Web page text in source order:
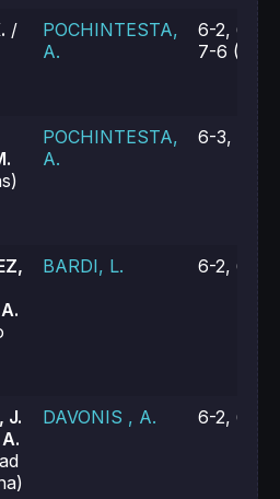
/
POCHINTESTA,
A.
6-2, 6-7,
7-6 (8)
POCHINTESTA,
A.
6-3, 6-1
BARDI, L. 6-2, 6-0
J.
DAVONIS , A. 6-2, 6-0